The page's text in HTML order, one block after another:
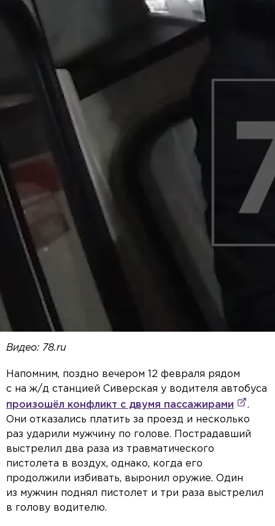
Видео: 78.ru
Напомним, поздно вечером 12 февраля рядом
с на ж/д станцией Сиверская у водителя автобуса
произошёл конфликт с двумя пассажирами
.
Они отказались платить за проезд и несколько
раз ударили мужчину по голове. Пострадавший
выстрелил два раза из травматического
пистолета в воздух, однако, когда его
продолжили избивать, выронил оружие. Один
из мужчин поднял пистолет и три раза выстрелил
в голову водителю.